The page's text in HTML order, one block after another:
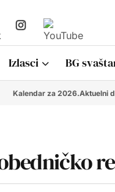
Izlasci BG
Kalendar za 2026.Aktuelni